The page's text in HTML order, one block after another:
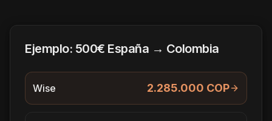
Ejemplo: 500€ España → Colombia
Wise 2.285.000 COP